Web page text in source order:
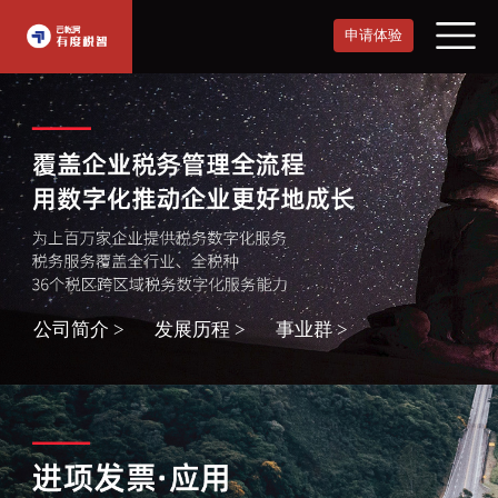
申请体验
公司简介 > 发展历程 > 事业群 >